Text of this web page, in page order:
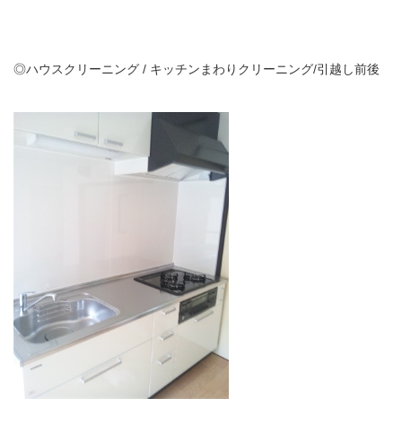
◎ハウスクリーニング / キッチンまわりクリーニング/引越し前後